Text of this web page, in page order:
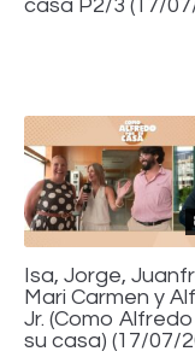
casa P2/3 (17/
Isa, Jorge,
Mari Carmen y
Jr. (Como
su casa) (17/07/